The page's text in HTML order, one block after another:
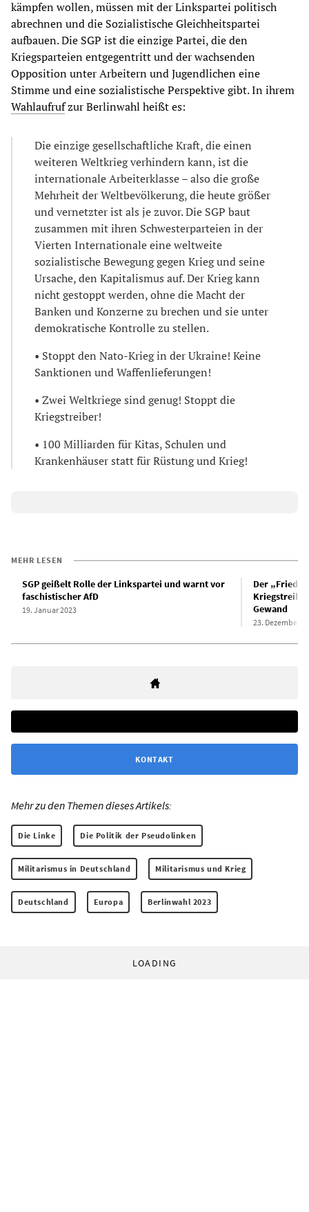
kämpfen wollen, müssen mit der Linkspartei politisch
abrechnen und die Sozialistische Gleichheitspartei
aufbauen. Die SGP ist die einzige Partei, die den
Kriegsparteien entgegentritt und der wachsenden
Opposition unter Arbeitern und Jugendlichen eine
Stimme und eine sozialistische Perspektive gibt. In ihrem
Wahlaufrufzur Berlinwahl heißt es:
Die einzige gesellschaftliche Kraft, die einen
weiteren Weltkrieg verhindern kann, ist die
internationale Arbeiterklasse – also die große
Mehrheit der Weltbevölkerung, die heute größer
und vernetzter ist als je zuvor. Die SGP baut
zusammen mit ihren Schwesterparteien in der
Vierten Internationale eine weltweite
sozialistische Bewegung gegen Krieg und seine
Ursache, den Kapitalismus auf. Der Krieg kann
nicht gestoppt werden, ohne die Macht der
Banken und Konzerne zu brechen und sie unter
demokratische Kontrolle zu stellen.
• Stoppt den Nato-Krieg in der Ukraine! Keine
Sanktionen und Waffenlieferungen!
• Zwei Weltkriege sind genug! Stoppt die
Kriegstreiber!
• 100 Milliarden für Kitas, Schulen und
Krankenhäuser statt für Rüstung und Krieg!
MEHR LESEN
SGP geißelt Rolle der Linkspartei und warnt vor
faschistischer AfD
19. Januar 2023
Der
Gewand
23. Dezember
KONTAKT
Mehr zu den Themen dieses Artikels:
Die Linke Die Politik der Pseudolinken
Militarismus in Deutschland Militarismus und Krieg
Deutschland Europa Berlinwahl 2023
LOADING